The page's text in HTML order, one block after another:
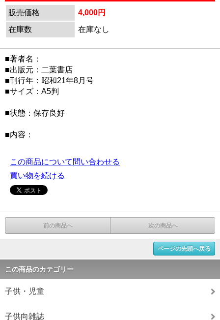
販売価格
4,000円
在庫数
在庫なし
■著者名：
■出版元：二葉書店
■刊行年：昭和21年8月号
■サイズ：A5判
■状態：保存良好
■内容：
この商品について問い合わせる
買い物を続ける
前の商品へ 次の商品へ
ページの先頭へ戻る
この商品のカテゴリー
子供・児童
子供向雑誌